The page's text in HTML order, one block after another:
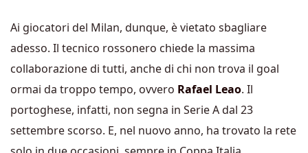
Ai giocatori del Milan, dunque, è vietato sbagliare
adesso. Il tecnico rossonero chiede la massima
collaborazione di tutti, anche di chi non trova il goal
ormai da troppo tempo, ovvero Rafael Leao. Il
portoghese, infatti, non segna in Serie A dal 23
settembre scorso. E, nel nuovo anno, ha trovato la rete